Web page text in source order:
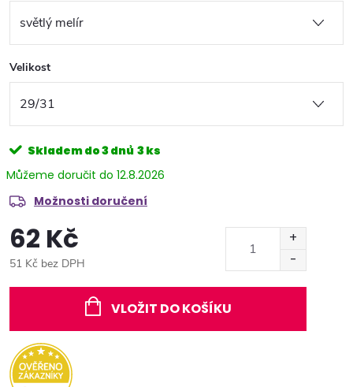
Velikost
Skladem do 3 dnů 3 ks
12.8.2026
Možnosti doručení
62 Kč
51 Kč bez DPH
VLOŽIT DO KOŠÍKU